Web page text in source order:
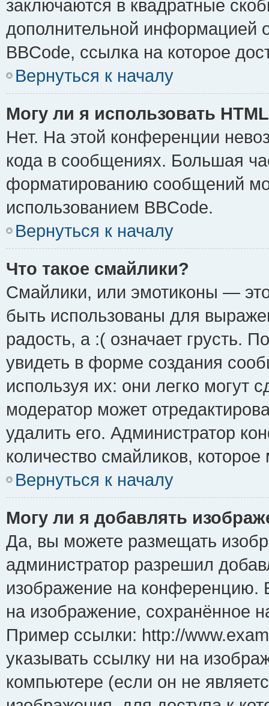
заключаются в квадратные
дополнительной информацией
BBCode, ссылка на которое
Вернуться к началу
Могу ли я использовать
Нет. На этой конференции
кода в сообщениях. Большая
форматированию сообщений
использованием BBCode.
Вернуться к началу
Что такое смайлики?
Смайлики, или эмотиконы —
быть использованы для
радость, а :( означает грусть.
увидеть в форме создания
используя их: они легко могут
модератор может
удалить его. Администратор
количество смайликов,
Вернуться к началу
Могу ли я добавлять
Да, вы можете размещать
администратор разрешил
изображение на конференцию.
на изображение, сохранённое
Пример ссылки: http://
указывать ссылку ни на
компьютере (если он не